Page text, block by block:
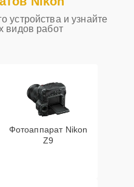
устройства и узнайте
видов работ
Фотоаппарат Nikon
Z9